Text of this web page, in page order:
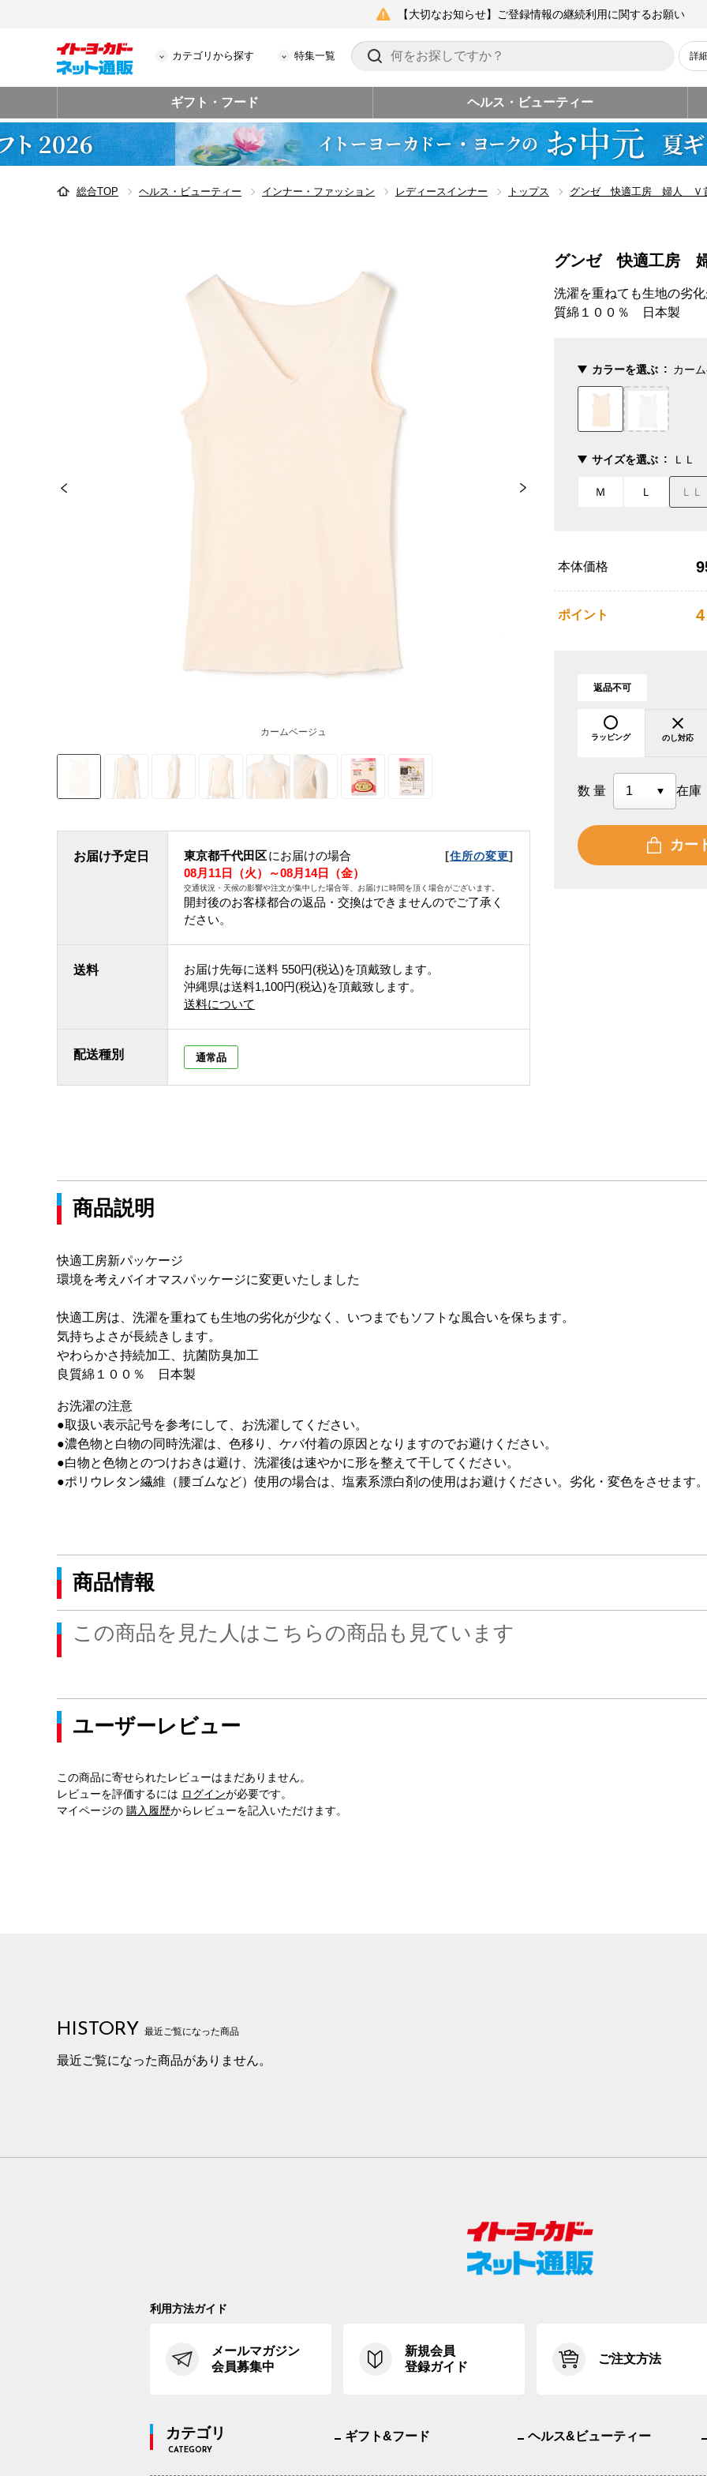
【大切なお知らせ】ご登録情報の継続利用に関するお願い
カテゴリから探す 特集一覧 詳
ギフト・フード ヘルス・ビューティー
総合TOP ヘルス・ビューティー インナー・ファッション レディースインナー トップス グンゼ 快適工房 婦人 Ｖ
カームベージュ
お届け予定日 東京都千代田区にお届けの場合 [住所の変更]
08月11日（火）～08月14日（金）
交通状況・天候の影響や注文が集中した場合等、お届けに時間を頂く場合がございます。
開封後のお客様都合の返品・交換はできませんのでご了承く
ださい。
送料 お届け先毎に送料 550円(税込)を頂戴致します。
沖縄県は送料1,100円(税込)を頂戴致します。
送料について
配送種別 通常品
グンゼ 快適工房
洗濯を重ねても生地の劣
質綿１００％ 日本製
カラーを選ぶ カー
サイズを選ぶ ＬＬ
Ｍ Ｌ ＬＬ
本体価格
ポイント 4
返品不可
ラッピング のし対応
数量 在庫
カー
商品説明
快適工房新パッケージ
環境を考えバイオマスパッケージに変更いたしました
快適工房は、洗濯を重ねても生地の劣化が少なく、いつまでもソフトな風合いを保ちます。
気持ちよさが長続きします。
やわらかさ持続加工、抗菌防臭加工
良質綿１００％ 日本製
お洗濯の注意
●取扱い表示記号を参考にして、お洗濯してください。
●濃色物と白物の同時洗濯は、色移り、ケバ付着の原因となりますのでお避けください。
●白物と色物とのつけおきは避け、洗濯後は速やかに形を整えて干してください。
●ポリウレタン繊維（腰ゴムなど）使用の場合は、塩素系漂白剤の使用はお避けください。劣化・変色をさせます
商品情報
この商品を見た人はこちらの商品も見ています
ユーザーレビュー
この商品に寄せられたレビューはまだありません。
レビューを評価するには ログインが必要です。
マイページの 購入履歴からレビューを記入いただけます。
HISTORY 最近ご覧になった商品
最近ご覧になった商品がありません。
利用方法ガイド
メールマガジン
会員募集中
新規会員
登録ガイド
ご注文方法
カテゴリ
CATEGORY
ギフト&フード ヘルス&ビューティー